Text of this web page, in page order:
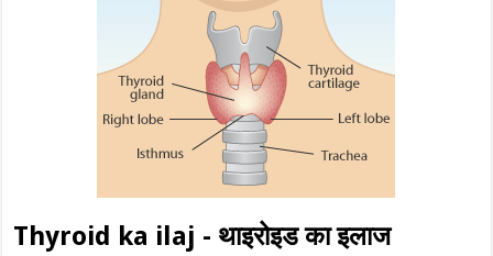
Thyroid ka ilaj - थाइरोइड का इलाज